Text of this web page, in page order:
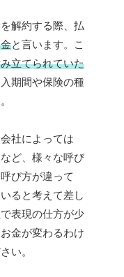
解約する際、払
と言います。こ
立てられていた
期間や保険の種
社によっては
ど、様々な呼び
び方が違って
ると考えて差し
表現の仕方が少
金が変わるわけ
い。